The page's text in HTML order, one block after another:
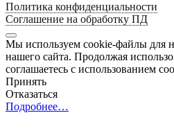
Политика конфиденциальности
Соглашение на обработку ПД
Мы используем cookie-файлы для
нашего сайта. Продолжая
соглашаетесь с использованием
Принять
Отказаться
Подробнее…